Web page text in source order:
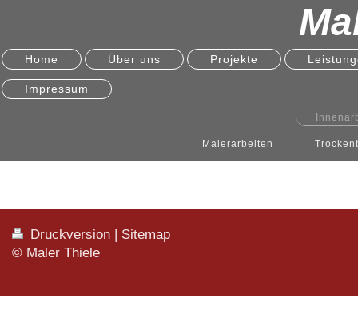
Home Über uns Projekte
Impressum
Malerarbeiten
Druckversion | Sitemap
© Maler Thiele